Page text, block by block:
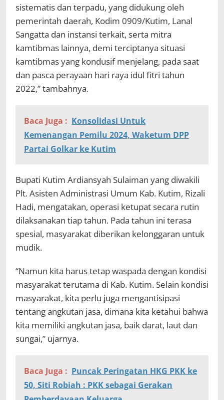
sistematis dan terpadu, yang didukung oleh
pemerintah daerah, Kodim 0909/Kutim, Lanal
Sangatta dan instansi terkait, serta mitra
kamtibmas lainnya, demi terciptanya situasi
kamtibmas yang kondusif menjelang, pada saat
dan pasca perayaan hari raya idul fitri tahun
2022,” tambahnya.
Baca Juga : Konsolidasi Untuk
Kemenangan Pemilu 2024, Waketum DPP
Partai Golkar ke Kutim
Bupati Kutim Ardiansyah Sulaiman yang diwakili
Plt. Asisten Administrasi Umum Kab. Kutim, Rizali
Hadi, mengatakan, operasi ketupat secara rutin
dilaksanakan tiap tahun. Pada tahun ini terasa
spesial, masyarakat diberikan kelonggaran untuk
mudik.
“Namun kita harus tetap waspada dengan kondisi
masyarakat terutama di Kab. Kutim. Selain kondisi
masyarakat, kita perlu juga mengantisipasi
tentang angkutan jasa, dimana kita ketahui bahwa
kita memiliki angkutan jasa, baik darat, laut dan
sungai,” ujarnya.
Baca Juga : Puncak Peringatan HKG PKK ke
50, Siti Robiah : PKK sebagai Gerakan